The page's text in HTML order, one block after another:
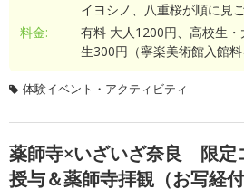
イヨシノ、八重桜が順に見
料金:
有料 大人1200円、高校生
生300円（寧楽美術館入館料
体験イベント・アクティビティ
薬師寺×いざいざ奈良 限定
授与＆薬師寺拝観（お写経付